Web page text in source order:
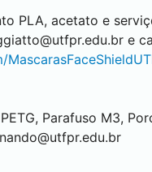
PLA, acetato e
e
Parafuso M3,